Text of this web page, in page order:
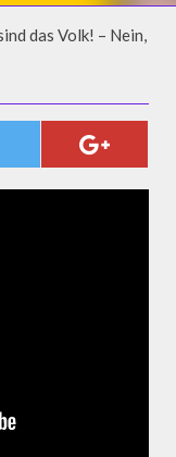
das Volk! – Nein,
WIR!